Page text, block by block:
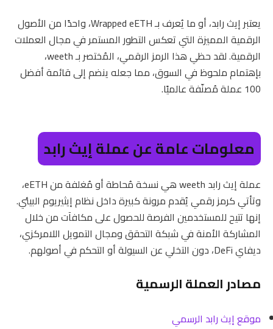
يعتبر إيث رابد، أو ما يُعرف بـ Wrapped eETH، واحدًا من الأصول
الرقمية المميزة التي تعكس التطور المستمر في مجال العملات
الرقمية. لقد حظي هذا الرمز الرقمي، المُختصر بـ weeth،
بإهتمام ملحوظ في السوق، مما جعله ينضم إلى قائمة أفضل
100 عملة مُصنّفة عالميًا.
معلومات عامة عن عملة إيث رابد
عملة إيث رابد weeth هي نسخة مُحاطة أو مُغلفة من eETH،
وتأتي كرمز رقمي يُقدم مرونة كبيرة داخل نظام إيثيريوم البيئي.
إنها تتيح للمستخدمين الفرصة للحصول على مكافآت من خلال
المشاركة الأمنة في شبكة التحقق ومجال التمويل اللامركزي،
ديفاي DeFi، دون التخلي عن السيولة أو التحكم في أصولهم.
مصادر العملة الرسمية
موقع إيث رابد الرسمي